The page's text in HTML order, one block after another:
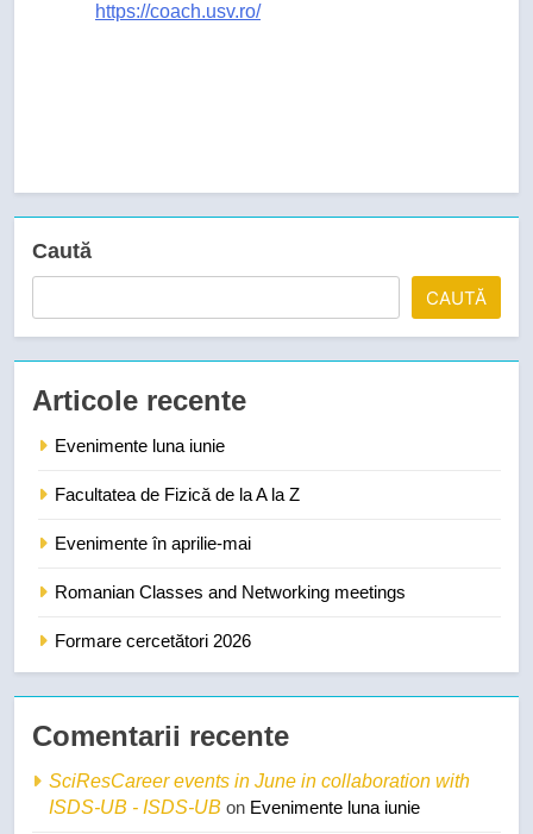
https://coach.usv.ro/
Caută
CAUTĂ
Articole recente
Evenimente luna iunie
Facultatea de Fizică de la A la Z
Evenimente în aprilie-mai
Romanian Classes and Networking meetings
Formare cercetători 2026
Comentarii recente
SciResCareer events in June in collaboration with
ISDS-UB - ISDS-UB on Evenimente luna iunie